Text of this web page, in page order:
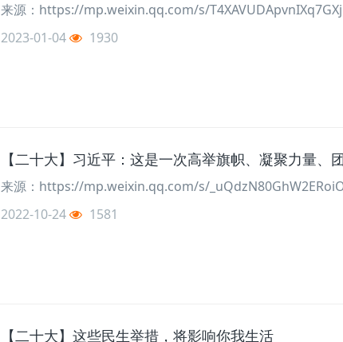
来源：https://mp.weixin.qq.com/s/
2023-01-04
1930
【二十大】习近平：这是一次高举旗帜、凝聚力量、
来源：https://mp.weixin.qq.com/s/
2022-10-24
1581
【二十大】这些民生举措，将影响你我生活